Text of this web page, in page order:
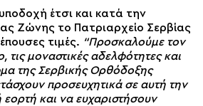
έτσι και κατά την
Ζώνης το Πατριαρχείο Σερβίας
τιμές. “Προσκαλούμε τον
τις μοναστικές αδελφότητες και
της Σερβικής Ορθόδοξης
προσευχητικά σε αυτή την
εορτή και να ευχαριστήσουν